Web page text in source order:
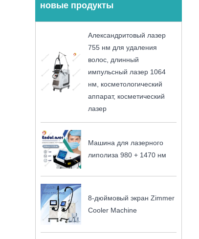
новые продукты
Александритовый лазер
755 нм для удаления
волос, длинный
импульсный лазер 1064
нм, косметологический
аппарат, косметический
лазер
Машина для лазерного
липолиза 980 + 1470 нм
8-дюймовый экран Zimmer
Cooler Machine